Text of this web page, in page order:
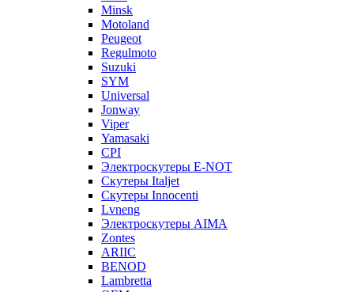
Minsk
Motoland
Peugeot
Regulmoto
Suzuki
SYM
Universal
Jonway
Viper
Yamasaki
CPI
Электроскутеры E-NOT
Скутеры Italjet
Скутеры Innocenti
Lvneng
Электроскутеры AIMA
Zontes
ARIIC
BENOD
Lambretta